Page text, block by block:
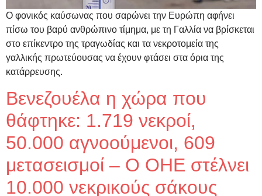
Ο φονικός καύσωνας που σαρώνει την Ευρώπη αφήνει
πίσω του βαρύ ανθρώπινο τίμημα, με τη Γαλλία να βρίσκεται
στο επίκεντρο της τραγωδίας και τα νεκροτομεία της
γαλλικής πρωτεύουσας να έχουν φτάσει στα όρια της
κατάρρευσης.
Βενεζουέλα η χώρα που
θάφτηκε: 1.719 νεκροί,
50.000 αγνοούμενοι, 609
μετασεισμοί – Ο ΟΗΕ στέλνει
10.000 νεκρικούς σάκους